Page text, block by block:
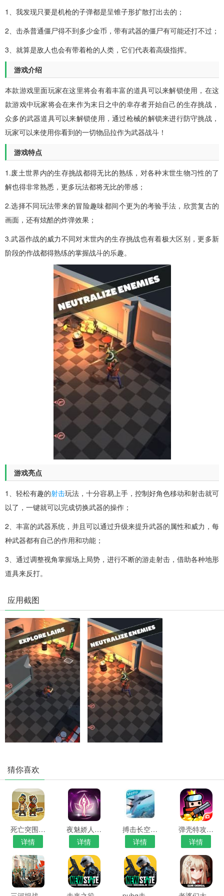
1、我发现只要是机枪的子弹都是呈锥子形扩散打出去的；
2、击杀普通僵尸得不到多少金币，带有武器的僵尸有可能还打不过；
3、就算是敌人也会有带着枪的人类，它们代表着高级指挥。
游戏介绍
本款游戏里面玩家在这里将会有着丰富的道具可以来解锁使用，在这
款游戏中玩家将会在来作为末日之中的幸存者开始自己的生存挑战，
众多的武器道具可以来解锁使用，通过枪械的解锁来进行防守挑战，
玩家可以来使用你看到的一切物品拉作为武器战斗！
游戏特点
1.废土世界内的生存挑战都得无比的熟练，对各种末世生物习性的了
解也得非常熟悉，更多玩法都将无比的带感；
2.选择不同玩法带来的冒险趣味都间个更为的考验手法，欣赏复古的
画面，还有炫酷的炸弹效果；
3.武器作战的威力不同对末世内的生存挑战也有着极大区别，更多新
阶段的作战都得熟练的掌握战斗的乐趣。
游戏亮点
1、轻松有趣的射击玩法，十分容易上手，控制好角色移动和射击就可
以了，一键就可以完成切换武器的操作；
2、丰富的武器系统，并且可以通过升级来提升武器的属性和威力，每
种武器都有自己的作用和功能；
3、通过调整视角掌握场上局势，进行不断的游走射击，借助各种地形
道具来反打。
应用截图
猜你喜欢
死亡突围僵尸战争4.2.7破解版
详情
夜魅娇人app官方版
详情
搏击长空无限战机破解版下载
详情
弹壳特攻队破解版下载
详情